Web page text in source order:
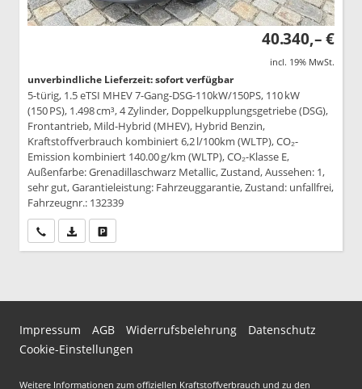
40.340,– €
incl. 19% MwSt.
unverbindliche Lieferzeit: sofort verfügbar
5-türig, 1.5 eTSI MHEV 7-Gang-DSG-110kW/150PS, 110 kW
(150 PS), 1.498 cm³, 4 Zylinder, Doppelkupplungsgetriebe (DSG),
Frontantrieb, Mild-Hybrid (MHEV), Hybrid Benzin,
Kraftstoffverbrauch kombiniert 6,2 l/100km (WLTP), CO₂-
Emission kombiniert 140.00 g/km (WLTP), CO₂-Klasse E,
Außenfarbe: Grenadillaschwarz Metallic, Zustand, Aussehen: 1,
sehr gut, Garantieleistung: Fahrzeuggarantie, Zustand: unfallfrei,
Fahrzeugnr.: 132339
Wir rufen Sie anPDF-Datei, Fahrzeugexposé drucken
Impressum AGB Widerrufsbelehrung
Datenschutz
Cookie-Einstellungen
Weitere Informationen zum offiziellen Kraftstoffverbrauch und zu den